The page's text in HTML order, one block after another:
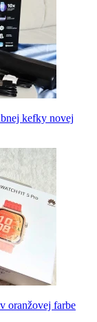
kefky novej
oranžovej farbe